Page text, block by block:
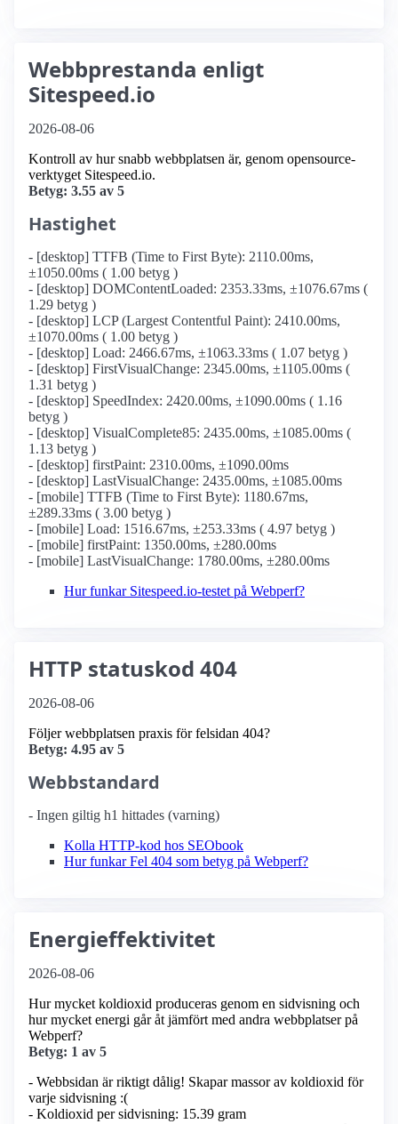
Webbprestanda enligt
Sitespeed.io
2026-08-06
Kontroll av hur snabb webbplatsen är, genom opensource-
verktyget Sitespeed.io.
Betyg: 3.55 av 5
Hastighet
- [desktop] TTFB (Time to First Byte): 2110.00ms,
±1050.00ms ( 1.00 betyg )
- [desktop] DOMContentLoaded: 2353.33ms, ±1076.67ms (
1.29 betyg )
- [desktop] LCP (Largest Contentful Paint): 2410.00ms,
±1070.00ms ( 1.00 betyg )
- [desktop] Load: 2466.67ms, ±1063.33ms ( 1.07 betyg )
- [desktop] FirstVisualChange: 2345.00ms, ±1105.00ms (
1.31 betyg )
- [desktop] SpeedIndex: 2420.00ms, ±1090.00ms ( 1.16
betyg )
- [desktop] VisualComplete85: 2435.00ms, ±1085.00ms (
1.13 betyg )
- [desktop] firstPaint: 2310.00ms, ±1090.00ms
- [desktop] LastVisualChange: 2435.00ms, ±1085.00ms
- [mobile] TTFB (Time to First Byte): 1180.67ms,
±289.33ms ( 3.00 betyg )
- [mobile] Load: 1516.67ms, ±253.33ms ( 4.97 betyg )
- [mobile] firstPaint: 1350.00ms, ±280.00ms
- [mobile] LastVisualChange: 1780.00ms, ±280.00ms
Hur funkar Sitespeed.io-testet på Webperf?
HTTP statuskod 404
2026-08-06
Följer webbplatsen praxis för felsidan 404?
Betyg: 4.95 av 5
Webbstandard
- Ingen giltig h1 hittades (varning)
Kolla HTTP-kod hos SEObook
Hur funkar Fel 404 som betyg på Webperf?
Energieffektivitet
2026-08-06
Hur mycket koldioxid produceras genom en sidvisning och
hur mycket energi går åt jämfört med andra webbplatser på
Webperf?
Betyg: 1 av 5
- Webbsidan är riktigt dålig! Skapar massor av koldioxid för
varje sidvisning :(
- Koldioxid per sidvisning: 15.39 gram